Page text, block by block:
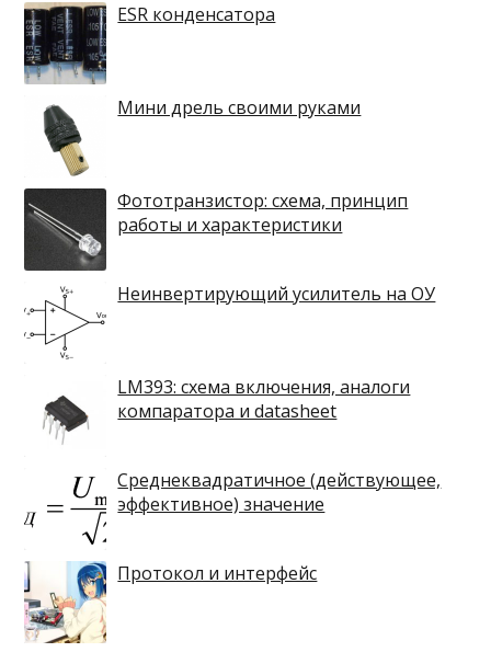
ESR конденсатора
Мини дрель своими руками
Фототранзистор: схема, принцип
работы и характеристики
Неинвертирующий усилитель на ОУ
LM393: схема включения, аналоги
компаратора и datasheet
Среднеквадратичное (действующее,
эффективное) значение
Протокол и интерфейс